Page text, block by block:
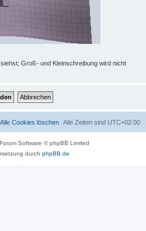
Groß- und Kleinschreibung wird nicht
Alle Zeiten sind UTC+02:00
Alle Cookies löschen
Software © phpBB Limited
durch phpBB.de